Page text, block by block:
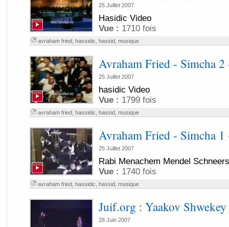
25 Juillet 2007
Hasidic Video
Vue : 1710 fois
avraham fried, hassidic hassid, musique
Avraham Fried - Simcha 2
25 Juillet 2007
hasidic Video
Vue : 1799 fois
avraham fried, hassidic hassid, musique
Avraham Fried - Simcha
25 Juillet 2007
Rabi Menachem Mendel
Vue : 1740 fois
avraham fried, hassidic hassid, musique
Juif.org : Yaakov
28 Juin 2007